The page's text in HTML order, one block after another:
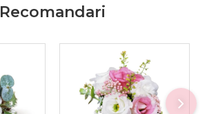
Recomandari